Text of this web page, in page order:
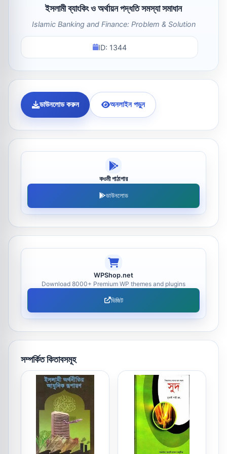
ইসলামী ব্যাংকিং ও অর্থায়ন পদ্ধতি সমস্যা সমাধান
Islamic Banking and Finance: Problem & Solution
ID: 1344
ডাউনলোড করুন অনলাইন পড়ুন
কওমী পাঠাগার
ডাউনলোড
WPShop.net
Download 8000+ Premium WP themes and plugins
ভিজিট
সম্পর্কিত কিতাবসমূহ